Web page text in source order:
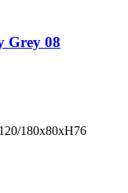
Grey 08
180x80xH76